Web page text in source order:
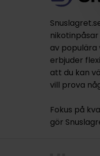
av populära
erbjuder
att du kan
vill prova
Fokus på
gör